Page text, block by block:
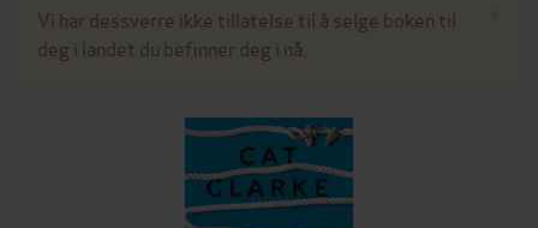
Vi har dessverre ikke tillatelse til å selge boken til
deg i landet du befinner deg i nå.